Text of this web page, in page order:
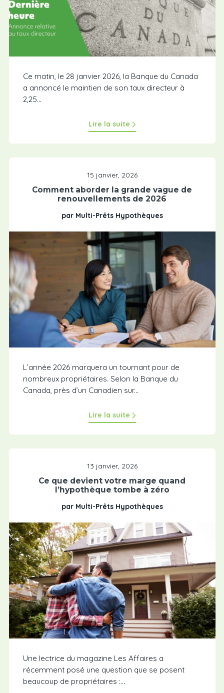
Ce matin, le 28 janvier 2026, la Banque du Canada
a annoncé le maintien de son taux directeur à
2,25...
Lire la suite
15 janvier, 2026
Comment aborder la grande vague de
renouvellements de 2026
par Multi-Prêts Hypothèques
L’année 2026 marquera un tournant pour de
nombreux propriétaires. Selon la Banque du
Canada, près d’un Canadien sur...
Lire la suite
13 janvier, 2026
Ce que devient votre marge quand
l’hypothèque tombe à zéro
par Multi-Prêts Hypothèques
Une lectrice du magazine Les Affaires a
récemment posé une question que se posent
beaucoup de propriétaires :...